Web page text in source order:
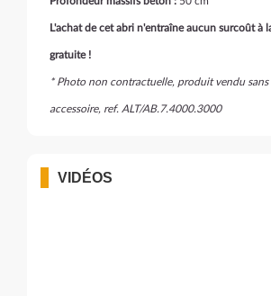
L'achat de cet abri n'entraîne aucun surcoût à
gratuite !
* Photo non contractuelle, produit vendu sans
accessoire, ref. ALT/AB.7.4000.3000
VIDÉOS